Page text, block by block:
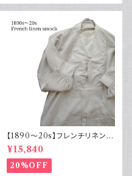
長袖 90s
【1890～20s】フレンチリネンス
モック アンティーク ノーカラー
イカ胸
¥15,840
20%OFF